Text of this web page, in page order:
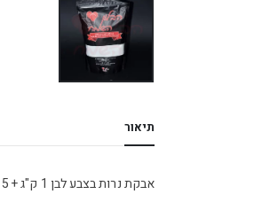
תיאור
אבקת נרות בצבע לבן 1 ק"ג + 15 פתיליות